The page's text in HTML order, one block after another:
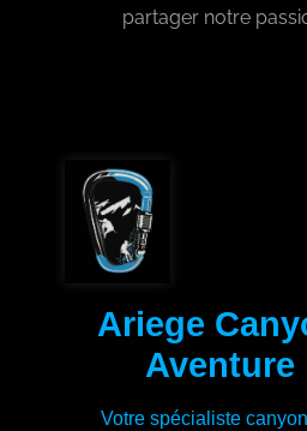
partager notre
Ariege
Aventure
Votre spécialiste